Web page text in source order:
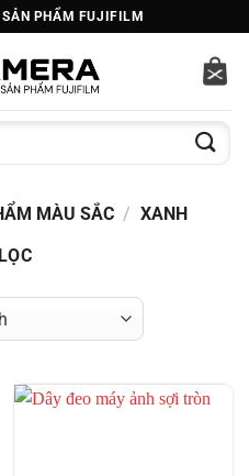
SẢN PHẨM FUJIFILM
MÀU SẮC / XANH
LỌC